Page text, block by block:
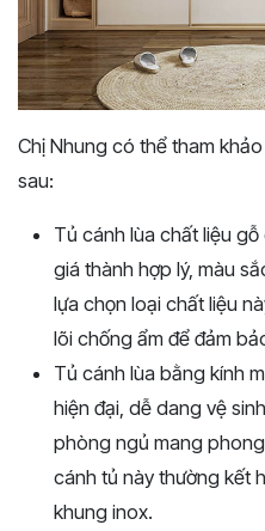
Chị Nhung có thể tham
sau:
Tủ cánh lùa chất liệu
giá thành hợp lý, màu
lựa chọn loại chất liệu
lõi chống ẩm để đảm
Tủ cánh lùa bằng kính
hiện đại, dễ dang vệ
phòng ngủ mang
cánh tủ này thường kết
khung inox.